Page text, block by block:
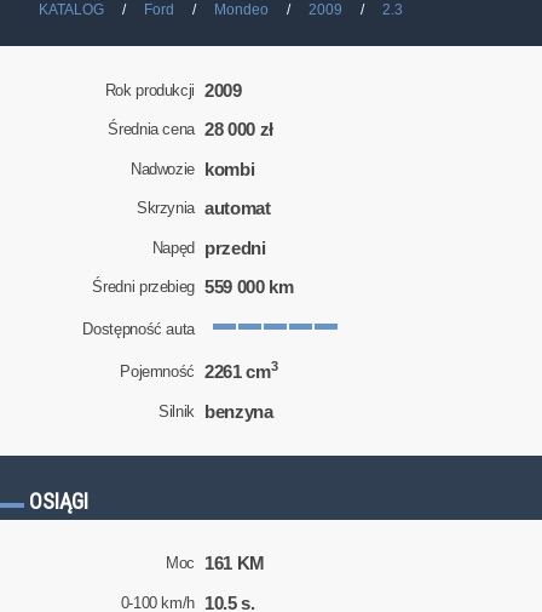
KATALOG Ford Mondeo 2009 2.3
Rok produkcji 2009
Średnia cena 28 000 zł
Nadwozie kombi
Skrzynia automat
Napęd przedni
Średni przebieg 559 000 km
Dostępność auta
Pojemność 2261 cm3
Silnik benzyna
OSIĄGI
Moc 161 KM
0-100 km/h 10.5 s.